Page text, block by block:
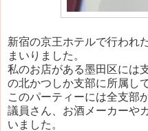
新宿の京王ホテルで行われ
まいりました。
私のお店がある墨田区には
の北かつしか支部に所属し
このパーティーには全支部
議員さん、お酒メーカーや
いました。